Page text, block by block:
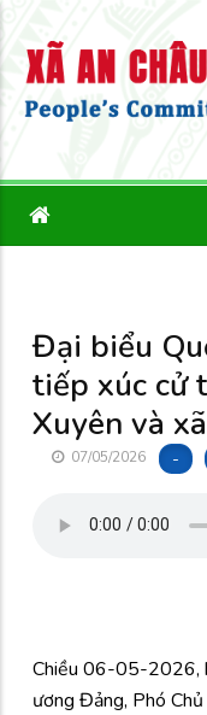
Đại biểu
tiếp xúc cử
Xuyên và
07/05/2026 -
Chiều 06-05-2026,
ương Đảng, Phó